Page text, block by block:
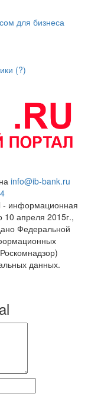
для бизнеса
(?)
info@ib-bank.ru
- информационная
10 апреля 2015г.,
Федеральной
данных.